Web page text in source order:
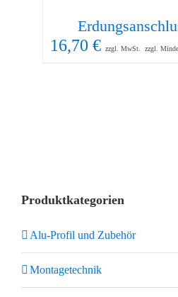
16,70 € zzgl. MwSt. zzgl.
Produktkategorien
Alu-Profil und Zubehör
Montagetechnik